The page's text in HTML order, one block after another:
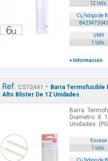
12 Uds.
Cï¿½digo de
UMV
1 Uds.
+ Información
Ref. CS72441 - Barra Termofusible
Alto Blister De 12 Unidades.
Barra
Diametro X
Unidades.
Envase
1 Uds.